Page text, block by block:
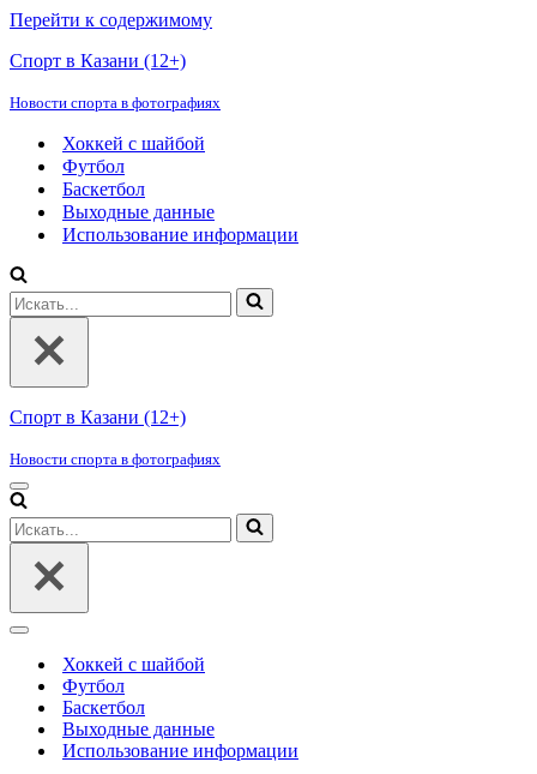
Перейти к содержимому
Спорт в Казани (12+)
Новости спорта в фотографиях
Хоккей с шайбой
Футбол
Баскетбол
Выходные данные
Использование информации
Искать...
Спорт в Казани (12+)
Новости спорта в фотографиях
Меню
навигации
Искать...
Меню
навигацииХоккей с шайбой
Футбол
Баскетбол
Выходные данные
Использование информации